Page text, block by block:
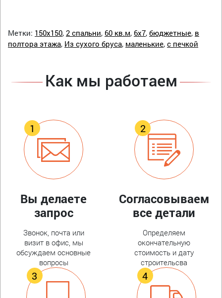
Метки: 150х150, 2 спальни, 60 кв.м, 6х7, бюджетные, в
полтора этажа, Из сухого бруса, маленькие, с печкой
Как мы работаем
Вы делаете
запрос
Звонок, почта или
визит в офис, мы
обсуждаем основные
вопросы
Согласовываем
все детали
Определяем
окончательную
стоимость и дату
строительсва